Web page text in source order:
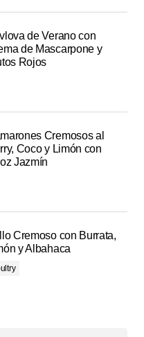
de Verano con
de Mascarpone y
Rojos
Cremosos al
Coco y Limón con
Jazmín
Cremoso con Burrata,
y Albahaca